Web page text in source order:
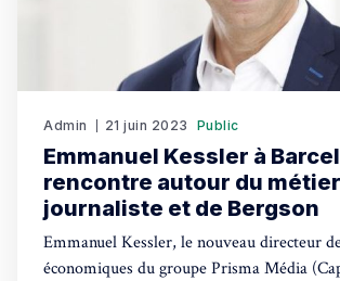
Admin 21 juin 2023 Public
Emmanuel Kessler à
rencontre autour du
journaliste et de Bergson
Emmanuel Kessler, le nouveau directeur
économiques du groupe Prisma Média